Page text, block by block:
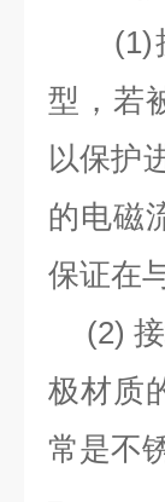
(1)
型，若
以保护
的电磁
保证在
(2)
极材质
常是不